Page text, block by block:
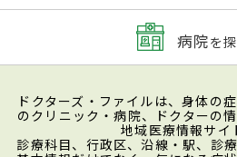
病院を
ドクターズ・ファイルは、身体の
のクリニック・病院、ドクターの
地域医療情報サイ
診療科目、行政区、沿線・駅、診